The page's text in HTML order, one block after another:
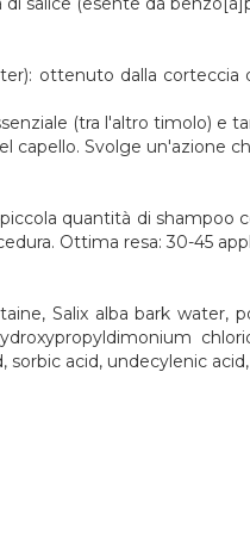
ottenuto dalla
(tra l'altro timolo) e
capello. Svolge un'azione
quantità di
Ottima resa: 30-45
Salix alba bark
acid, undecylenic